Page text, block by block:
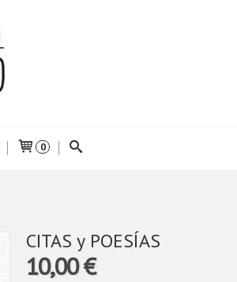
0
CITAS y POESÍAS
10,00 €